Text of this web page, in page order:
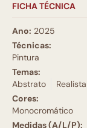
FICHA TÉCNICA
Ano: 2025
Técnicas:
Pintura
Temas:
Abstrato
Realista
Cores:
Monocromático
Medidas (A/L/P):